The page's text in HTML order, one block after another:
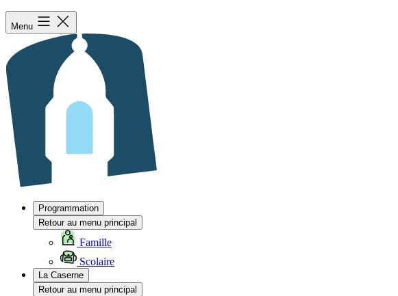
Menu
Programmation
Retour au menu principal
Famille
Scolaire
La Caserne
Retour au menu principal